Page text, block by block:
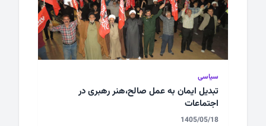
سیاسی
تبدیل ایمان به عمل صالح،هنر رهبری در
اجتماعات
1405/05/18